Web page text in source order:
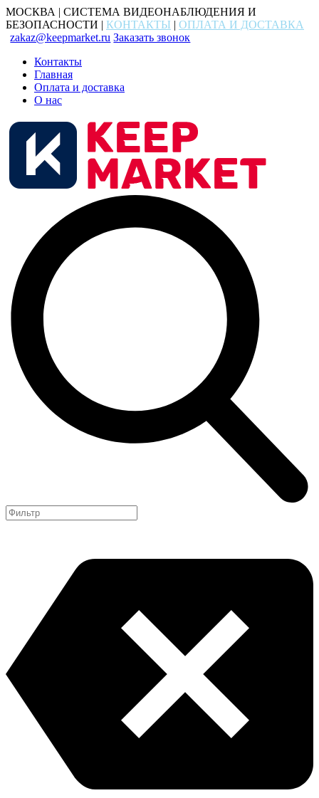
МОСКВА | СИСТЕМА ВИДЕОНАБЛЮДЕНИЯ И
БЕЗОПАСНОСТИ | КОНТАКТЫ | ОПЛАТА И ДОСТАВКА
zakaz@keepmarket.ru Заказать звонок
Контакты
Главная
Оплата и доставка
О нас